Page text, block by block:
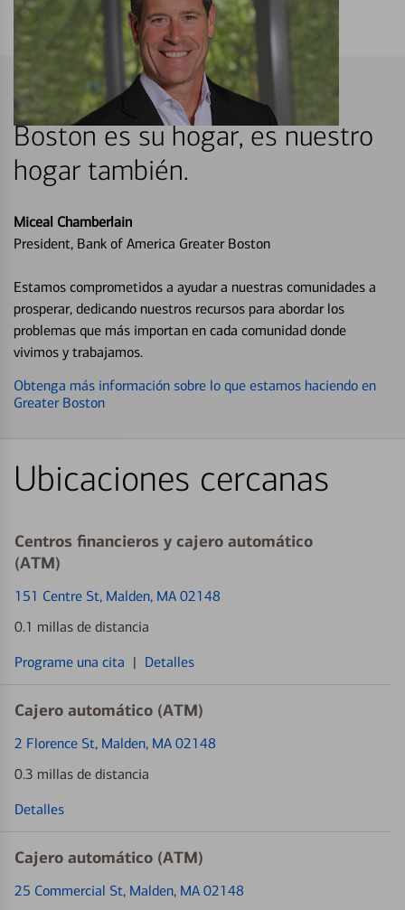
Boston es su hogar, es nuestro
hogar también.
Miceal Chamberlain
President, Bank of America Greater Boston
Estamos comprometidos a ayudar a nuestras comunidades a
prosperar, dedicando nuestros recursos para abordar los
problemas que más importan en cada comunidad donde
vivimos y trabajamos.
Obtenga más información sobre lo que estamos haciendo en
Greater Boston
Ubicaciones cercanas
Centros financieros y cajero automático
(ATM)
151 Centre St, Malden, MA 02148
0.1 millas de distancia
Programe una cita | Detalles
Cajero automático (ATM)
2 Florence St, Malden, MA 02148
0.3 millas de distancia
Detalles
Cajero automático (ATM)
25 Commercial St, Malden, MA 02148